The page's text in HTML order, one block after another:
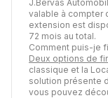
J.Bervas
valable à compter
extension est
72 mois au total.
Comment puis-je
Deux options de
classique et la
solution présente
vous pouvez